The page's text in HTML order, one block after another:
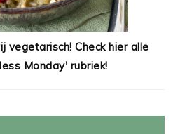
vegetarisch! Check hier alle
Monday' rubriek!